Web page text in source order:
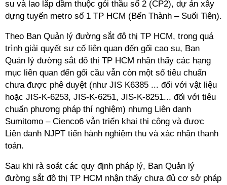
su và lao lắp dầm thuộc gói thầu số 2 (CP2), dự án xây
dựng tuyến metro số 1 TP HCM (Bến Thành – Suối Tiên).
Theo Ban Quản lý đường sắt đô thị TP HCM, trong quá
trình giải quyết sự cố liên quan đến gối cao su, Ban
Quản lý đường sắt đô thị TP HCM nhận thấy các hạng
mục liên quan đến gối cầu vẫn còn một số tiêu chuẩn
chưa được phê duyệt (như JIS K6385 ... đối với vật liệu
hoặc JIS-K-6253, JIS-K-6251, JIS-K-8251... đối với tiêu
chuẩn phương pháp thí nghiệm) nhưng Liên danh
Sumitomo – Cienco6 vẫn triển khai thi công và được
Liên danh NJPT tiến hành nghiệm thu và xác nhận thanh
toán.
Sau khi rà soát các quy định pháp lý, Ban Quản lý
đường sắt đô thị TP HCM nhận thấy chưa đủ cơ sở pháp